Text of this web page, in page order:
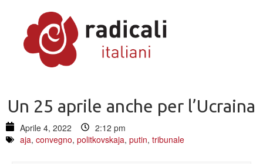
Un 25 aprile anche per l’Ucraina
Aprile 4, 2022
2:12 pm
aja, convegno, politkovskaja, putin, tribunale